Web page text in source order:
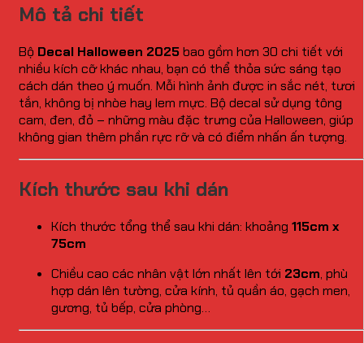
Mô tả chi tiết
Bộ Decal Halloween 2025bao gồm hơn 30 chi tiết với
nhiều kích cỡ khác nhau, bạn có thể thỏa sức sáng tạo
cách dán theo ý muốn. Mỗi hình ảnh được in sắc nét, tươi
tắn, không bị nhòe hay lem mực. Bộ decal sử dụng tông
cam, đen, đỏ – những màu đặc trưng của Halloween, giúp
không gian thêm phần rực rỡ và có điểm nhấn ấn tượng.
Kích thước sau khi dán
Kích thước tổng thể sau khi dán: khoảng 115cm x
75cm
Chiều cao các nhân vật lớn nhất lên tới 23cm, phù
hợp dán lên tường, cửa kính, tủ quần áo, gạch men,
gương, tủ bếp, cửa phòng…